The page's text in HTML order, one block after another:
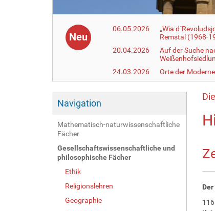
Neu
06.05.2026
„Wia
Remstal (1968-
20.04.2026
Auf der Suche
24.03.2026
Orte der
Navigation
Mathematisch-naturwissenschaftliche
Fächer
Gesellschaftswissenschaftliche und
philosophische Fächer
Ethik
Religionslehren
Geographie